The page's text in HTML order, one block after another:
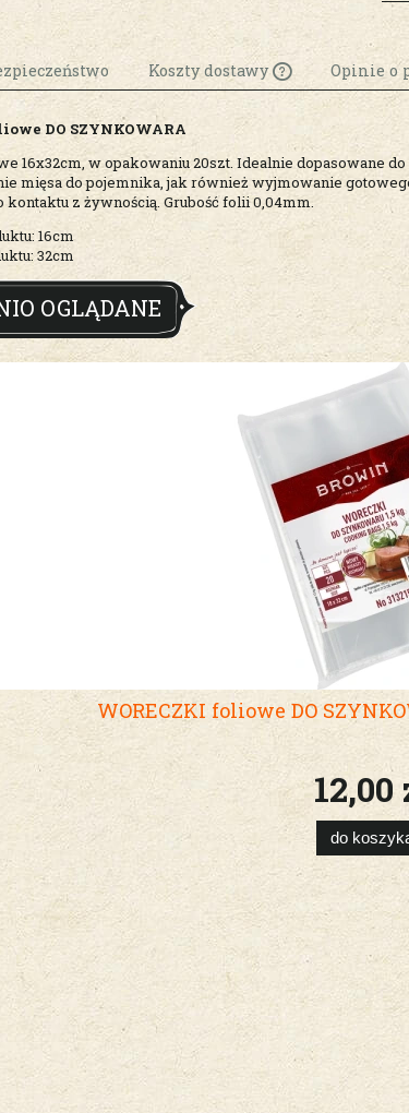
Koszty dostawy
Cena nie
płatności
Opinie o
DO SZYNKOWARA
16x32cm, w opakowaniu 20szt. Idealnie dopasowane
mięsa do pojemnika, jak również wyjmowanie
kontaktu z żywnością. Grubość folii 0,04mm.
16cm
32cm
OGLĄDANE
WORECZKI foliowe DO
12,00
do